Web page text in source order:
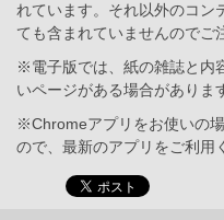
れています。それ以外のコン
ても含まれていませんのでご
※電子版では、紙の雑誌と内
いページがある場合がありま
※Chromeアプリをお使いの
ので、最新のアプリをご利用